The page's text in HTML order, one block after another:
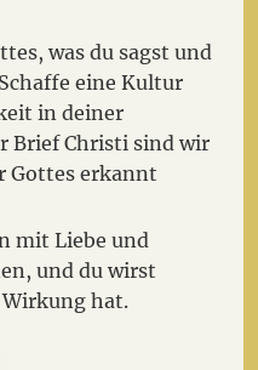
was du sagst und
eine Kultur
in deiner
Brief Christi sind wir
Gottes erkannt
mit Liebe und
und du wirst
Wirkung hat.